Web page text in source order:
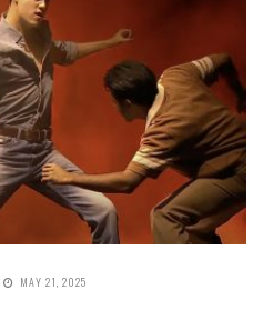
MAY 21, 2025